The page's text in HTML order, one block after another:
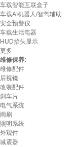
车载智能互联盒子
车载AI机器人/智驾辅助
安全预警仪
车载生活电器
HUD抬头显示
更多
维修保养:
维修配件
后视镜
改装配件
刹车片
电气系统
雨刷
照明系统
外观件
减震器